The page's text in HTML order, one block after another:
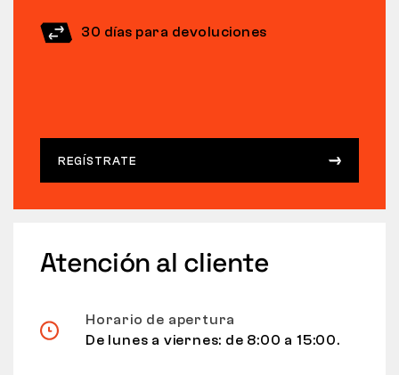
30 días para devoluciones
REGÍSTRATE
Atención al cliente
Horario de apertura
De lunes a viernes: de 8:00 a 15:00.